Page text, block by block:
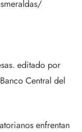
editado por
Central del
enfrentan